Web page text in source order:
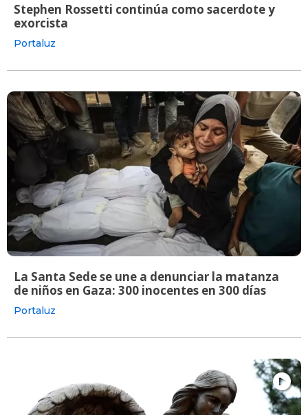
Stephen Rossetti continúa como sacerdote y
exorcista
Portaluz
La Santa Sede se une a denunciar la matanza
de niños en Gaza: 300 inocentes en 300 días
Portaluz